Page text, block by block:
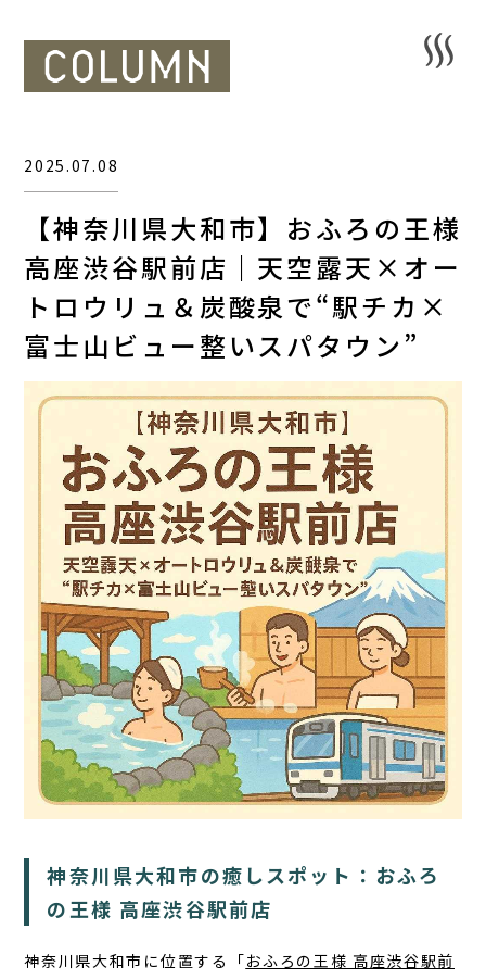
TOP
サウナ
宿泊
食事
アクティビティ
１日の過ごし方
FAQ
コラム
【神奈川県大和市】おふろの王様
高座渋谷駅前店｜天空露天×オー
トロウリュ＆炭酸泉で“駅チカ×
富士山ビュー整いスパタウン”
2025.07.08
神奈川県大和市の癒しスポット：おふろ
の王様 高座渋谷駅前店
神奈川県大和市に位置する「おふろの王様 高座渋谷駅前